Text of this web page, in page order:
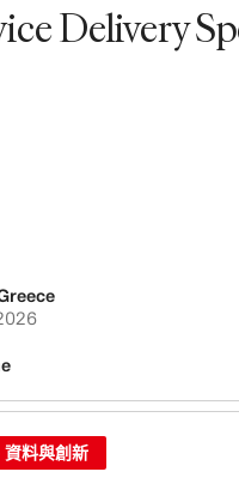
Delivery
資料與創新